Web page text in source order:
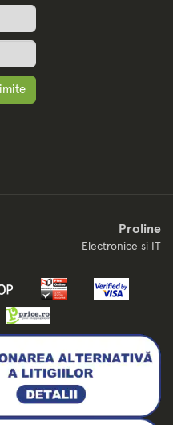
Proline
Electronice si IT